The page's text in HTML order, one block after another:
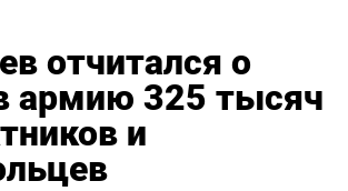
отчитался о
армию 325 тысяч
и